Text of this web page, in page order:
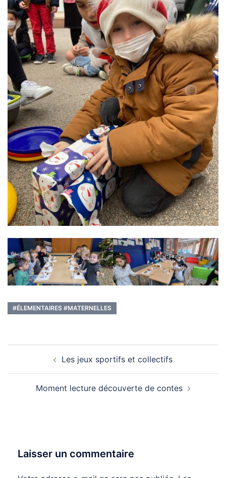
#ÉLEMENTAIRES #MATERNELLES
d’article
Les jeux sportifs et collectifs
Moment lecture découverte de contes
Laisser un commentaire